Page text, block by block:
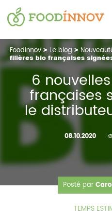
Foodinnov > Le blog >
filières bio françaises
6
françaises
le
08.10.2020
Posté par
TEMPS